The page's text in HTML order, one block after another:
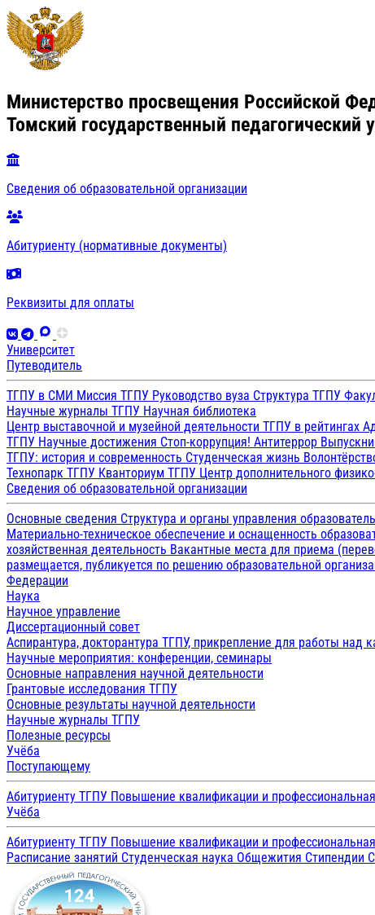
Министерство просвещения Российской
Томский государственный педагогический
Сведения об образовательной организации
Абитуриенту (нормативные документы)
Реквизиты для оплаты
Университет
Путеводитель
ТГПУ в СМИ Миссия ТГПУ Руководство вуза Структура ТГПУ
Научные журналы ТГПУ Научная библиотека
Центр выставочной и музейной деятельности ТГПУ в рейтингах
ТГПУ Научные достижения Стоп-коррупция! Антитеррор
ТГПУ: история и современность Студенческая жизнь
Технопарк ТГПУ Кванториум ТГПУ Центр дополнительного
Сведения об образовательной организации
Основные сведения Структура и органы управления
Материально-техническое обеспечение и оснащенность
хозяйственная деятельность Вакантные места для приема
размещается, публикуется по решению образовательной
Федерации
Наука
Научное управление
Диссертационный совет
Аспирантура, докторантура ТГПУ, прикрепление для работы над
Научные мероприятия: конференции, семинары
Основные направления научной деятельности
Грантовые исследования ТГПУ
Основные результаты научной деятельности
Научные журналы ТГПУ
Полезные ресурсы
Учёба
Поступающему
Абитуриенту ТГПУ Повышение квалификации и
Учёба
Абитуриенту ТГПУ Повышение квалификации и
Расписание занятий Студенческая наука Общежития Стипендии